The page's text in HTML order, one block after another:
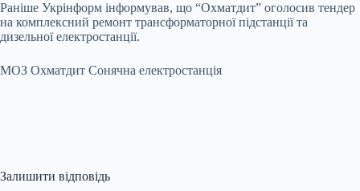
Раніше Укрінформ інформував, що “Охматдит” оголосив тендер
на комплексний ремонт трансформаторної підстанції та
дизельної електростанції.
МОЗ Охматдит Сонячна електростанція
Залишити відповідь